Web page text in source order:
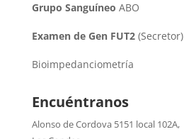
Grupo Sanguíneo ABO
Examen de Gen FUT2(Secretor)
Bioimpedanciometría
Encuéntranos
Alonso de Cordova 5151 local 102A,